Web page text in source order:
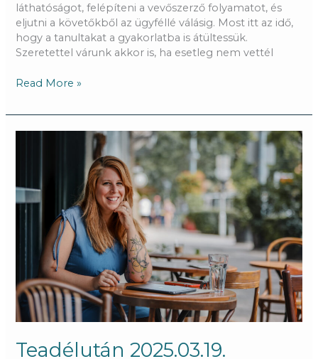
láthatóságot, felépíteni a vevőszerző folyamatot, és
eljutni a követőkből az ügyféllé válásig. Most itt az idő,
hogy a tanultakat a gyakorlatba is átültessük.
Szeretettel várunk akkor is, ha esetleg nem vettél
Read More »
Teadélután 2025.03.19.